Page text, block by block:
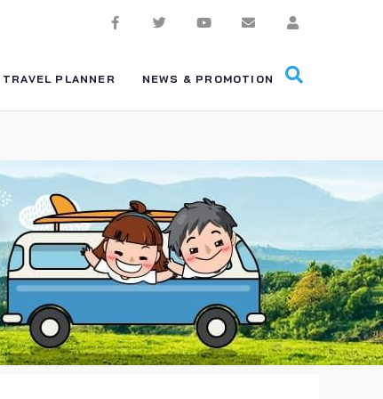
TRAVEL PLANNER NEWS & PROMOTION